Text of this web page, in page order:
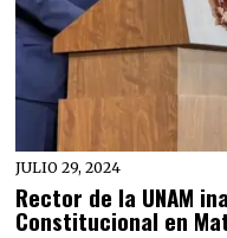
JULIO 29, 2024
Rector de la UNAM
Constitucional en